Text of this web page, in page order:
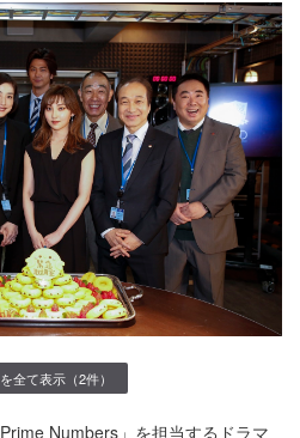
全て表示（2件）
Numbers」を担当するドラマ